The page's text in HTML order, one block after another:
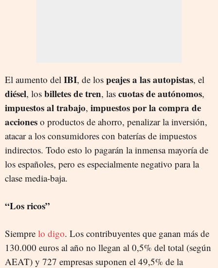
El aumento del IBI, de los peajes a lasautopistas, el
diésel, los billetes de tren, las cuotas de autónomos,
impuestos al trabajo, impuestos por la compra de
acciones o productos de ahorro, penalizar la inversión,
atacar a los consumidores con baterías de impuestos
indirectos. Todo esto lo pagarán la inmensa mayoría de
los españoles, pero es especialmente negativo para la
clase media-baja.
“Los ricos”
Siempre lo digo. Los contribuyentes que ganan más de
130.000 euros al año no llegan al 0,5% del total (según
AEAT) y 727 empresas suponen el 49,5% de la